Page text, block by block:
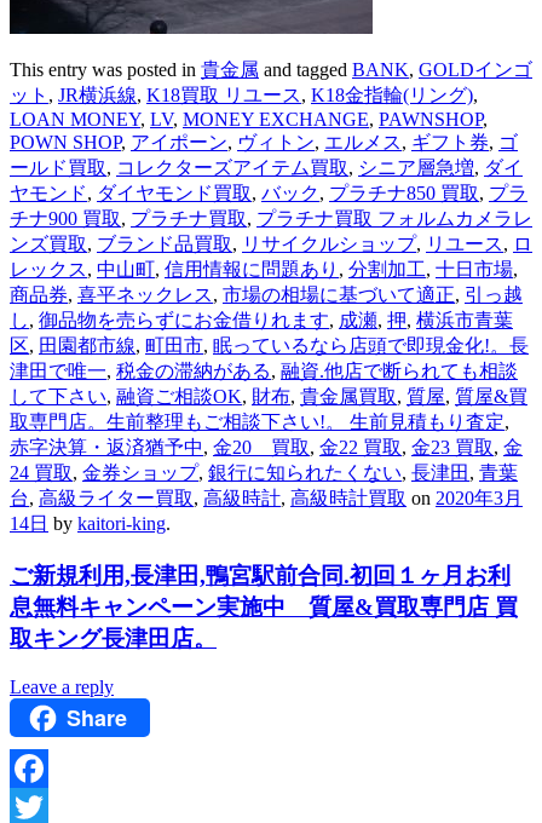
This entry was posted in 貴金属 and tagged BANK, GOLDインゴ
ット , JR横浜線, K18買取 リユース, K18金指輪(リング),
LOAN MONEY, LV, MONEY EXCHANGE, PAWNSHOP,
POWN SHOP, アイポーン, ヴィトン, エルメス, ギフト券, ゴ
ールド買取, コレクターズアイテム買取, シニア層急増, ダイ
ヤモンド, ダイヤモンド買取, バック, プラチナ850 買取, プラ
チナ900 買取, プラチナ買取, プラチナ買取 フォルムカメラレ
ンズ買取, ブランド品買取, リサイクルショップ, リユース, ロ
レックス, 中山町, 信用情報に問題あり , 分割加工, 十日市場,
商品券, 喜平ネックレス, 市場の相場に基づいて適正, 引っ越
し, 御品物を売らずにお金借りれます, 成瀬, 押, 横浜市青葉
区, 田園都市線, 町田市, 眠っているなら店頭で即現金化!。長
津田で唯一, 税金の滞納がある, 融資.他店で断られても相談
して下さい, 融資ご相談OK, 財布, 貴金属買取, 質屋, 質屋&買
取専門店。生前整理もご相談下さい!。 生前見積もり査定,
赤字決算・返済猶予中, 金20 買取, 金22 買取, 金23 買取, 金
24 買取, 金券ショップ, 銀行に知られたくない, 長津田 , 青葉
台, 高級ライター買取, 高級時計, 高級時計買取 on 2020年3月
14日 by kaitori-king.
ご新規利用,長津田,鴨宮駅前合同.初回１ヶ月お利
息無料キャンペーン実施中 質屋&買取専門店 買
取キング長津田店。
Leave a reply
Share
Facebook